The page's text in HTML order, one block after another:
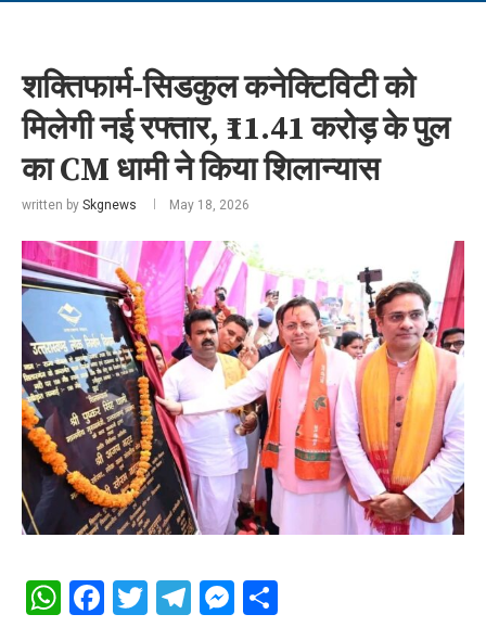
शक्तिफार्म-सिडकुल कनेक्टिविटी को
मिलेगी नई रफ्तार, ₹11.41 करोड़ के पुल
का CM धामी ने किया शिलान्यास
written by Skgnews May 18, 2026
WhatsApp
Facebook
Twitter
Telegram
Messenger